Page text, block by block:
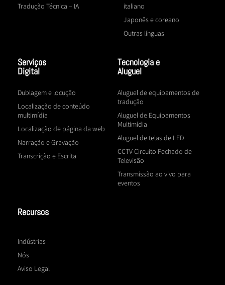
Tradução Técnica – IA
italiano
Japonês e coreano
Outras línguas
Serviços
Digital
Dublagem e locução
Localização de conteúdo
multimídia
Localização de página da web
Narração e Gravação
Transcrição e Escrita
Tecnologia e
Aluguel
Aluguel de equipamentos de
tradução
Aluguel de Equipamentos
Multimídia
Aluguel de telas de LED
CCTV Circuito Fechado de
Televisão
Transmissão ao vivo para
eventos
Recursos
Indústrias
Nós
Aviso Legal